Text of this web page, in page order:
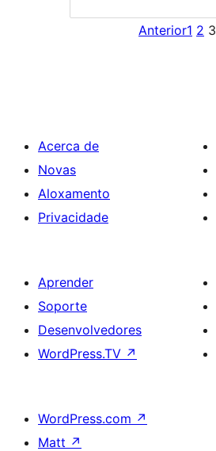
Anterior1 2 3
Acerca de
Novas
Aloxamento
Privacidade
Aprender
Soporte
Desenvolvedores
WordPress.TV ↗
WordPress.com ↗
Matt ↗